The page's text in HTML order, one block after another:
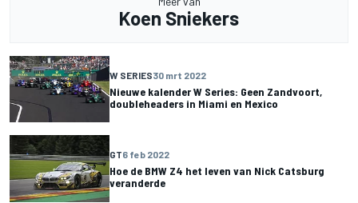
Koen Sniekers
W SERIES30 mrt 2022
Nieuwe kalender W Series: Geen Zandvoort,
doubleheaders in Miami en Mexico
GT6 feb 2022
Hoe de BMW Z4 het leven van Nick Catsburg
veranderde